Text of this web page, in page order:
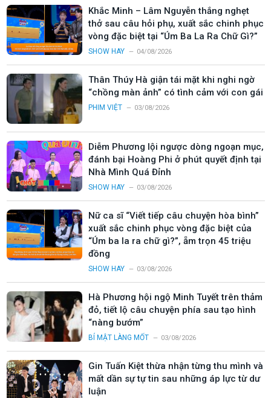
Khắc Minh – Lâm Nguyễn thắng nghẹt
thở sau câu hỏi phụ, xuất sắc chinh phục
vòng đặc biệt tại “Úm Ba La Ra Chữ Gì?”
SHOW HAY 04/08/2026
Thân Thúy Hà giận tái mặt khi nghi ngờ
“chồng màn ảnh” có tình cảm với con gái
PHIM VIỆT 03/08/2026
Diễm Phương lội ngược dòng ngoạn mục,
đánh bại Hoàng Phi ở phút quyết định tại
Nhà Mình Quá Đỉnh
SHOW HAY 03/08/2026
Nữ ca sĩ “Viết tiếp câu chuyện hòa bình”
xuất sắc chinh phục vòng đặc biệt của
“Úm ba la ra chữ gì?”, ẵm trọn 45 triệu
đồng
SHOW HAY 03/08/2026
Hà Phương hội ngộ Minh Tuyết trên thảm
đỏ, tiết lộ câu chuyện phía sau tạo hình
“nàng bướm”
BÍ MẬT LÀNG MỐT 03/08/2026
Gin Tuấn Kiệt thừa nhận từng thu mình và
mất dần sự tự tin sau những áp lực từ dư
luận